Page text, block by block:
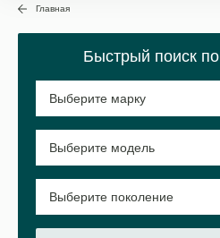
Главная
Быстрый поиск